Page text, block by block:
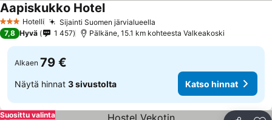
3 Tähtiluokitus
Hotelli Sijainti Suomen järvialueella
Aapiskukko Hotel
7,8 Hyvä 1 457 Pälkäne, 15.1 km kohteesta Valkeakoski
Alkaen 79 €
Näytä hinnat 3 sivustolta Katso hinnat
Suosittu valinta